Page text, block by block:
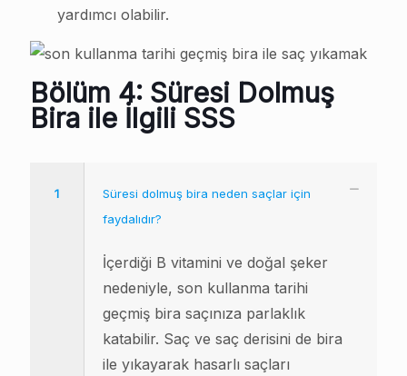
yardımcı olabilir.
Bölüm 4: Süresi Dolmuş
Bira ile İlgili SSS
1
Süresi dolmuş bira neden saçlar için
faydalıdır?
İçerdiği B vitamini ve doğal şeker
nedeniyle, son kullanma tarihi
geçmiş bira saçınıza parlaklık
katabilir. Saç ve saç derisini de bira
ile yıkayarak hasarlı saçları